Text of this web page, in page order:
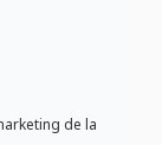
de la